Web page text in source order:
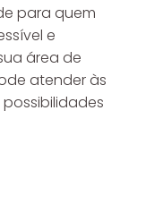
para quem
e
área de
atender às